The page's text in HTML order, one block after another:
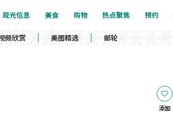
观光信息 美食 购物 热点聚焦 预约
频欣赏 美图精选 邮轮
添加